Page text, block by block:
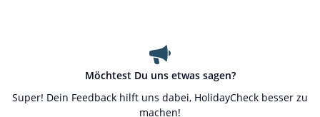
Möchtest Du uns etwas sagen?
Super! Dein Feedback hilft uns dabei, HolidayCheck besser zu
machen!